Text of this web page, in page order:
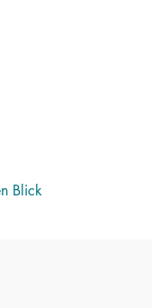
Blick